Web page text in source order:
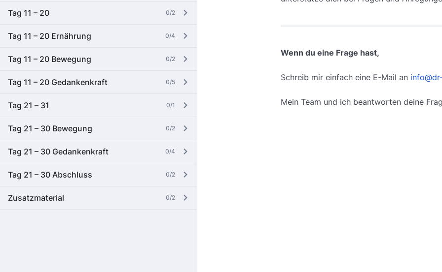
Tag 11 – 20 0/2
Tag 11 – 20 Ernährung 0/4
Tag 11 – 20 Bewegung 0/2
Tag 11 – 20 Gedankenkraft 0/5
Tag 21 – 31 0/1
Tag 21 – 30 Bewegung 0/2
Tag 21 – 30 Gedankenkraft 0/4
Tag 21 – 30 Abschluss 0/2
Zusatzmaterial 0/2
Wenn du eine Frage hast,
Schreib mir einfach eine E-Mail an
Mein Team und ich beantworten deine